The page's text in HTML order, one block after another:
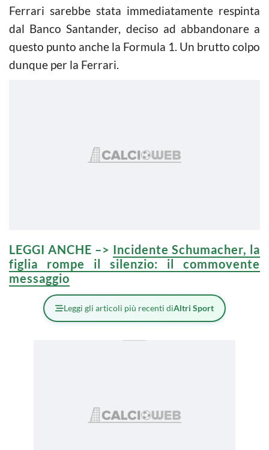
Ferrari sarebbe stata immediatamente respinta
dal Banco Santander, deciso ad abbandonare a
questo punto anche la Formula 1. Un brutto colpo
dunque per la Ferrari.
LEGGI ANCHE –> Incidente Schumacher, la
figlia rompe il silenzio: il commovente
messaggio
Leggi gli articoli più recenti diAltri Sport